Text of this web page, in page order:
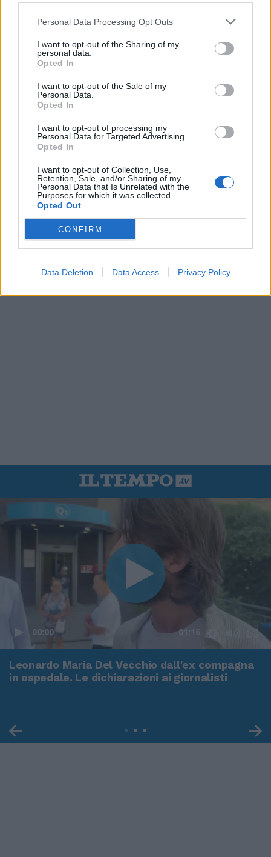
Personal Data Processing Opt Outs
I want to opt-out of the Sharing of my
personal data.
Opted In
I want to opt-out of the Sale of my
Personal Data.
Opted In
I want to opt-out of processing my
Personal Data for Targeted Advertising.
Opted In
I want to opt-out of Collection, Use,
Retention, Sale, and/or Sharing of my
Personal Data that Is Unrelated with the
Purposes for which it was collected.
Opted Out
CONFIRM
Data Deletion Data Access Privacy Policy
00:00 01:16
Leonardo Maria Del Vecchio dall'ex compagna
in ospedale. Le dichiarazioni ai giornalisti